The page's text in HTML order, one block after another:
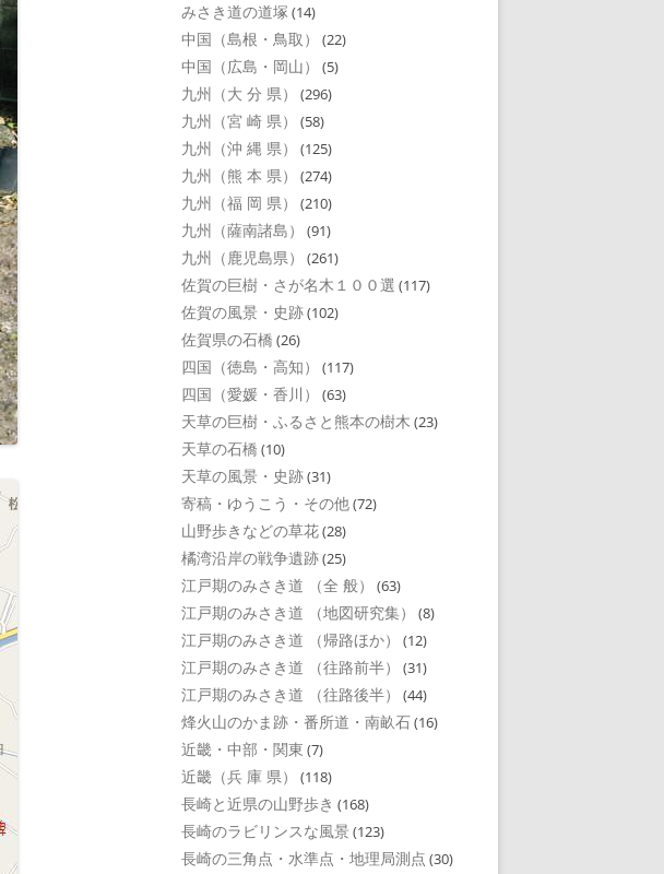
みさき道の道塚 (14)
中国（島根・鳥取） (22)
中国（広島・岡山） (5)
九州（大 分 県） (296)
九州（宮 崎 県） (58)
九州（沖 縄 県） (125)
九州（熊 本 県） (274)
九州（福 岡 県） (210)
九州（薩南諸島） (91)
九州（鹿児島県） (261)
佐賀の巨樹・さが名木１００選 (117)
佐賀の風景・史跡(102)
佐賀県の石橋 (26)
四国（徳島・高知） (117)
四国（愛媛・香川） (63)
天草の巨樹・ふるさと熊本の樹木 (23)
天草の石橋 (10)
天草の風景・史跡(31)
寄稿・ゆうこう・その他(72)
山野歩きなどの草花(28)
橘湾沿岸の戦争遺跡(25)
江戸期のみさき道 （全 般） (63)
江戸期のみさき道 （地図研究集） (8)
江戸期のみさき道 （帰路ほか） (12)
江戸期のみさき道 （往路前半） (31)
江戸期のみさき道 （往路後半） (44)
烽火山のかま跡・番所道・南畝石(16)
近畿・中部・関東 (7)
近畿（兵 庫 県） (118)
長崎と近県の山野歩き (168)
長崎のラビリンスな風景 (123)
長崎の三角点・水準点・地理局測点 (30)